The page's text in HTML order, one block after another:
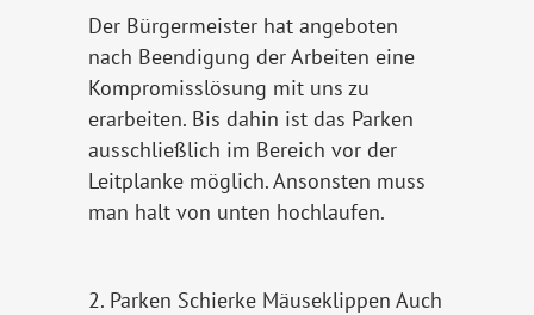
Der Bürgermeister hat angeboten
nach Beendigung der Arbeiten eine
Kompromisslösung mit uns zu
erarbeiten. Bis dahin ist das Parken
ausschließlich im Bereich vor der
Leitplanke möglich. Ansonsten muss
man halt von unten hochlaufen.
2. Parken Schierke Mäuseklippen Auch